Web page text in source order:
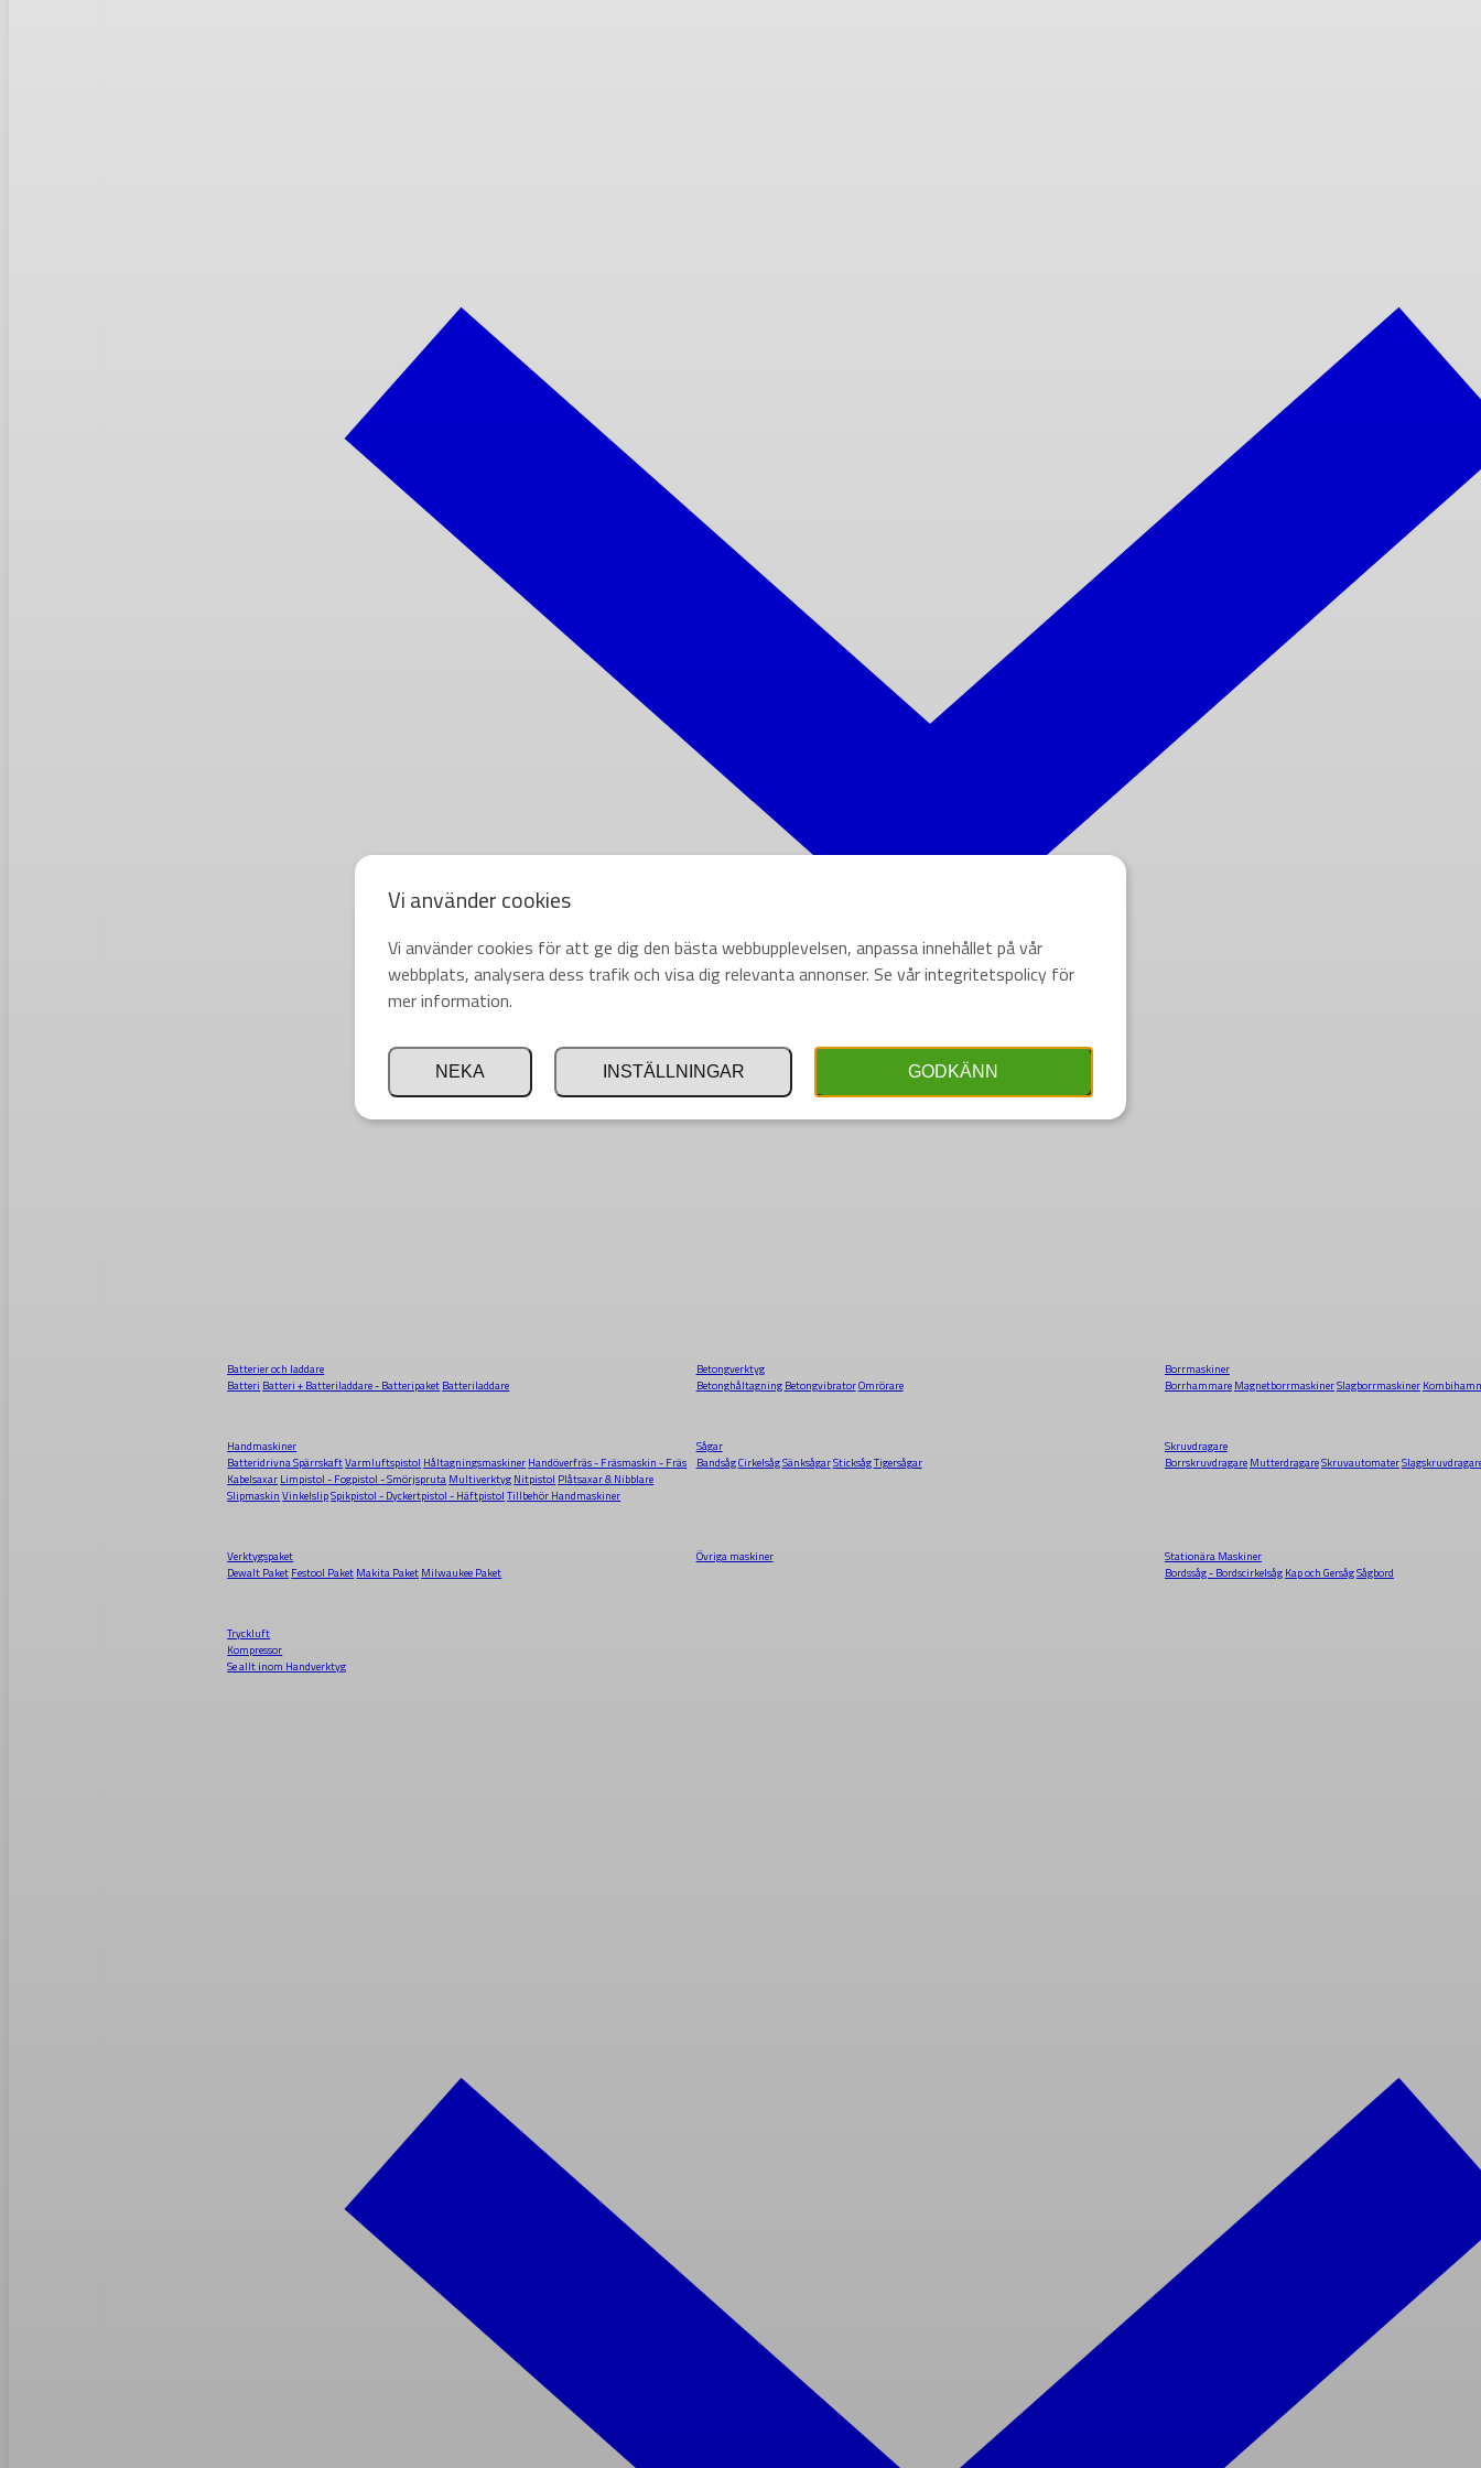
Batterier och laddare
Batteri Batteri + Batteriladdare - Batteripaket Batteriladdare
Betongverktyg
Betonghåltagning BetongvibratorOmrörare
Borrmaskiner
Borrhammare MagnetborrmaskinerSlagborrmaskiner
Handmaskiner
Batteridrivna SpärrskaftVarmluftspistol Håltagningsmaskiner Handöverfräs - Fräsmaskin - Fräs
Kabelsaxar Limpistol - Fogpistol - Smörjspruta Multiverktyg Nitpistol Plåtsaxar & Nibblare
Slipmaskin VinkelslipSpikpistol - Dyckertpistol - Häftpistol Tillbehör Handmaskiner
Sågar
BandsågCirkelsågSänksågarSticksågTigersågar
Skruvdragare
Borrskruvdragare MutterdragareSkruvautomater
Verktygspaket
Dewalt Paket Festool Paket Makita Paket Milwaukee Paket
Övriga maskiner
Stationära Maskiner
Bordssåg - Bordscirkelsåg Kap och GersågSågbord
Tryckluft
Kompressor
Se allt inom Handverktyg
Vi använder cookies
Vi använder cookies för att ge dig den bästa webbupplevelsen, anpassa innehållet på vår
webbplats, analysera dess trafik och visa dig relevanta annonser. Se vår integritetspolicy för
mer information.
GODKÄNN
INSTÄLLNINGAR
NEKA